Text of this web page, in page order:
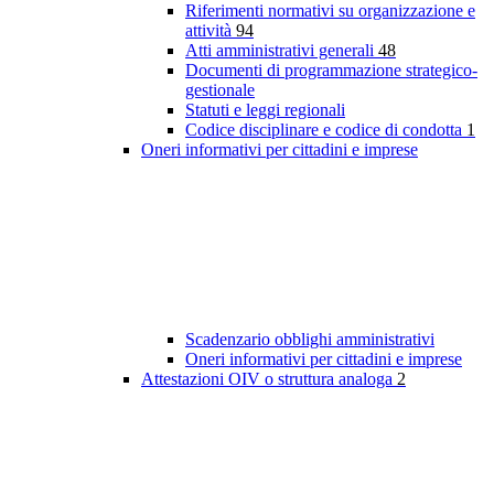
Riferimenti normativi su organizzazione e
attività 94
Atti amministrativi generali 48
Documenti di programmazione strategico-
gestionale
Statuti e leggi regionali
Codice disciplinare e codice di condotta 1
Oneri informativi per cittadini e imprese
Scadenzario obblighi amministrativi
Oneri informativi per cittadini e imprese
Attestazioni OIV o struttura analoga 2